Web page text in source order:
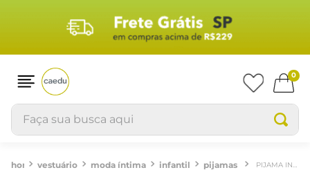
0
Faça sua busca aqui
vestuário moda íntima infantil pijamas